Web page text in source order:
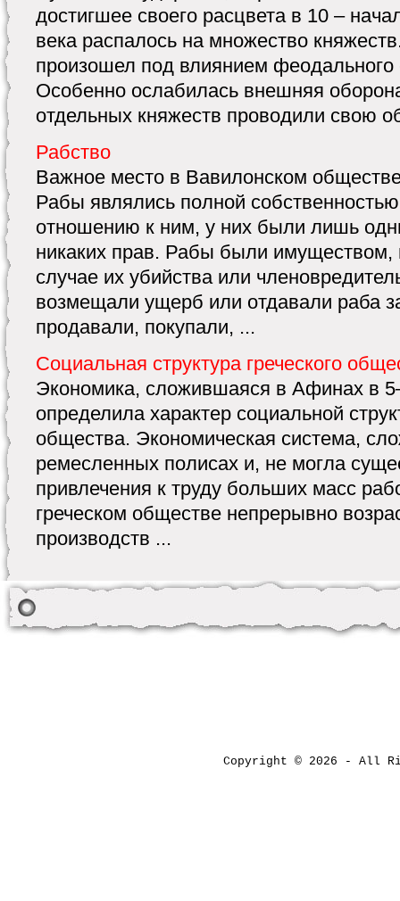
достигшее своего расцвета в 10 –
века распалось на множество
произошел под влиянием феодального
Особенно ослабилась внешняя
отдельных княжеcтв проводили свою
Рабство
Важное место в Вавилонском
Рабы являлись полной
отношению к ним, у них были лишь
никаких прав. Рабы были
случае их убийства или
возмещали ущерб или отдавали раба
продавали, покупали, ...
Социальная структура греческого
Экономика, сложившаяся в Афинах в
определила характер социальной
общества. Экономическая система,
ремесленных полисах и, не могла
привлечения к труду больших масс
греческом обществе непрерывно
производств ...
Copyright © 2026 - All